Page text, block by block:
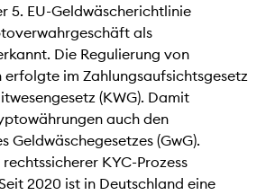
5. EU-Geldwäscherichtlinie
als
Die Regulierung von
im Zahlungsaufsichtsgesetz
(KWG). Damit
auch den
Geldwäschegesetzes (GwG).
KYC-Prozess
2020 ist in Deutschland eine